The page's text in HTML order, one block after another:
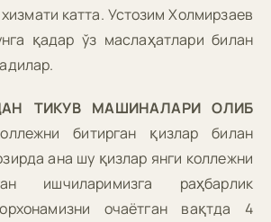
катта. Устозим Холмирзаев
қадар ўз маслаҳатлари билан
ТИКУВ МАШИНАЛАРИ ОЛИБ
битирган қизлар билан
ана шу қизлар янги коллежни
ишчиларимизга раҳбарлик
очаётган вақтда 4